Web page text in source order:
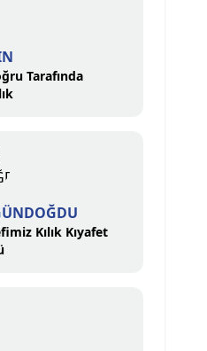
Tarafında
Kılık Kıyafet